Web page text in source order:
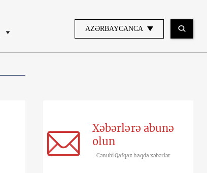
AZƏRBAYCANCA
Xəbərlərə abunə
olun
Cənubi Qafqaz haqda xəbərlər